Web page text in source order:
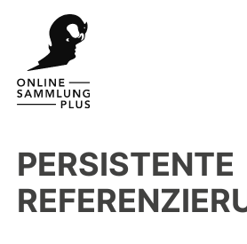
PERSISTENTE